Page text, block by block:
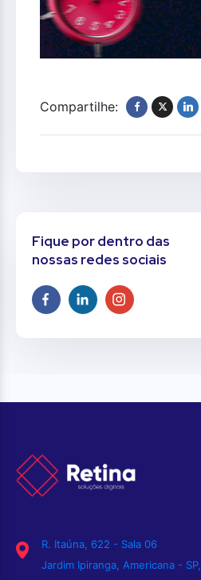
Compartilhe:
Fique por dentro das
nossas redes sociais
R. Itaúna, 622 - Sala 06
Jardim Ipiranga, Americana - SP,